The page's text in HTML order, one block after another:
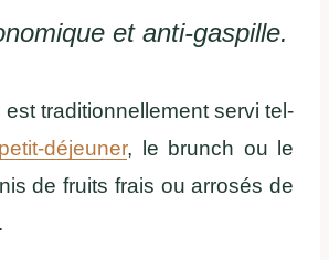
et anti-gaspille.
traditionnellement servi tel-
petit-déjeuner, le brunch ou le
de fruits frais ou arrosés de